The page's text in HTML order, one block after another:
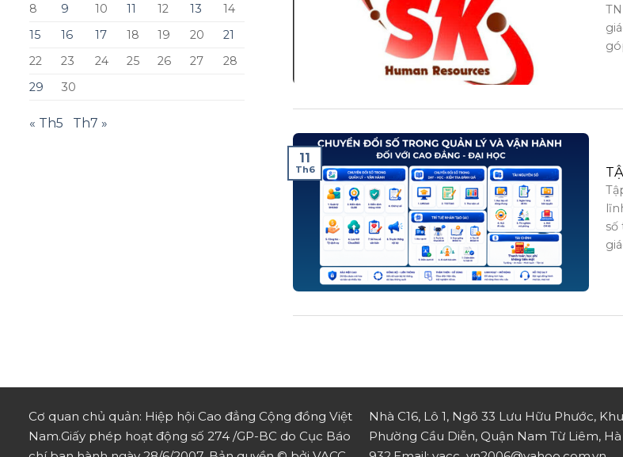
8
9 10 11 12 13
14
15
16 17 18 19 20
21
22
23 24 25 26 27
28
29
30
« Th5 Th7 »
số
11
Th6
Cơ quan chủ quản: Hiệp hội Cao đẳng Cộng đồng Việt
Nam.Giấy phép hoạt động số 274 /GP-BC do Cục Báo
Nhà C16, Lô 1, Ngõ 33 Lưu Hữu Phước,
Phường Cầu Diễn, Quận Nam Từ Liêm,